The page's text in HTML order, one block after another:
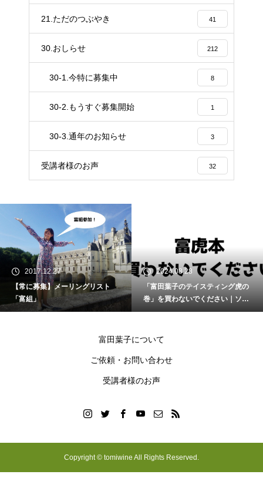
21.ただのつぶやき 41
30.おしらせ 212
30-1.今特に募集中 8
30-2.もうすぐ募集開始 1
30-3.通年のお知らせ 3
受講者様のお声 32
2017.12.27
【常に募集】メーリングリスト
「富組」
2024.08.28
「富田葉子のテイスティング虎の
巻」を買わないでください｜ソム
リエ・ワインエキスパート試験
富田葉子について
ご依頼・お問い合わせ
受講者様のお声
Copyright © tomiwine All Rights Reserved.